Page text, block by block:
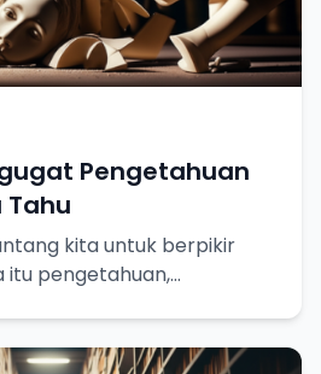
Pengetahuan
Tahu
kita untuk berpikir
itu pengetahuan,